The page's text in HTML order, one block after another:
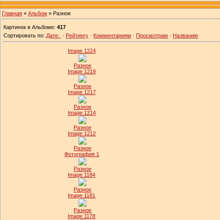
Главная » Альбом » Разное
Картинок в Альбоме: 417
Сортировать по: Дате · Рейтингу · Комментариям · Просмотрам · Названию
Image 1224
Разное
Image 1219
Разное
Image 1217
Разное
Image 1214
Разное
Image 1212
Разное
Фотография 1
Разное
Image 1184
Разное
Image 1181
Разное
Image 1178